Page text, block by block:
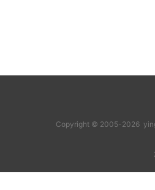
Copyright © 2005-2026